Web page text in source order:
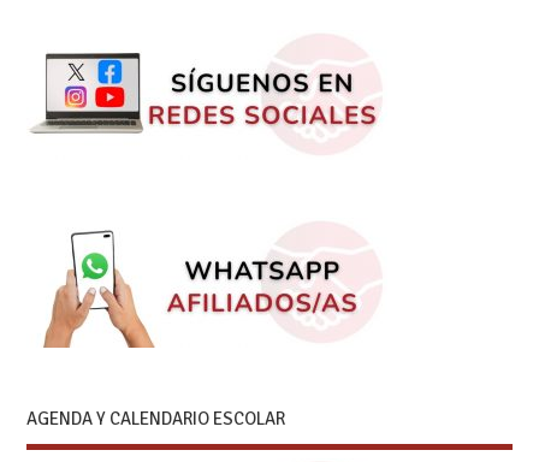
AGENDA Y CALENDARIO ESCOLAR